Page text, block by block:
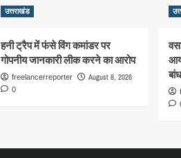
उत्तराखंड
हनी ट्रैप में फंसे विंग कमांडर पर
गोपनीय जानकारी लीक करने का आरोप
freelancerreporter August 8, 2026
0